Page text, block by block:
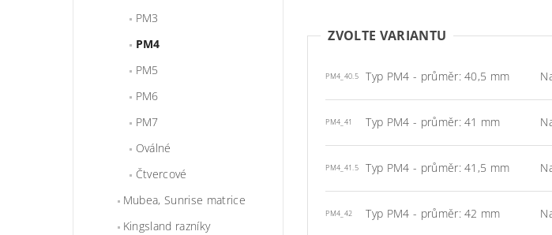
PM3
PM4
PM5
PM6
PM7
Oválné
Čtvercové
Mubea, Sunrise matrice
Kingsland razníky
ZVOLTE VARIANTU
PM4_40.5 Typ PM4 - průměr: 40,5 mm
PM4_41 Typ PM4 - průměr: 41 mm
PM4_41.5 Typ PM4 - průměr: 41,5 mm
PM4_42 Typ PM4 - průměr: 42 mm